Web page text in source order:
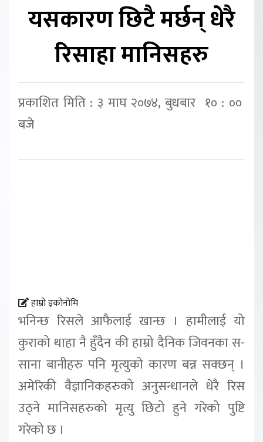
यसकारण छिटै मर्छन् धेरै
रिसाहा मानिसहरु
प्रकाशित मिति : ३ माघ २०७४, बुधबार १० : ००
बजे
हाम्रो इकोनोमि
भनिन्छ रिसले आफैलाई खान्छ । हामीलाई यो
कुराको थाहा नै हुँदैन की हाम्रो दैनिक जिवनका स-
साना बानीहरु पनि मृत्युको कारण बन्न सक्छन् ।
अमेरिकी वैज्ञानिकहरुको अनुसन्धानले धेरै रिस
उठ्ने मानिसहरुको मृत्यु छिटो हुने गरेको पुष्टि
गरेको छ ।